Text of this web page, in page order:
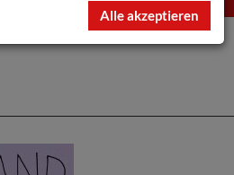
Alle akzeptieren